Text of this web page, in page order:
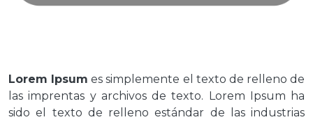
Lorem Ipsum es simplemente el texto de relleno de
las imprentas y archivos de texto. Lorem Ipsum ha
sido el texto de relleno estándar de las industrias